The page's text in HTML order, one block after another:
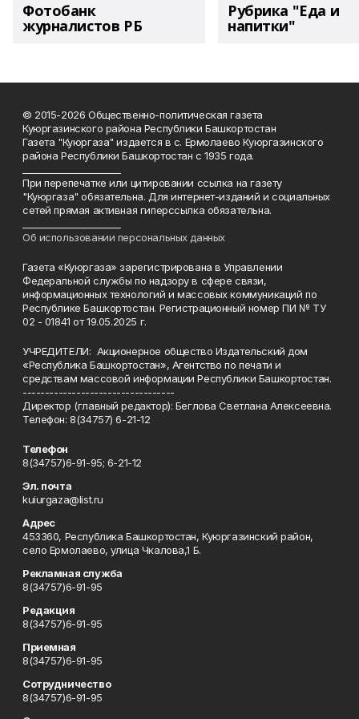
Фотобанк
журналистов РБ
Рубрика "Еда и
напитки"
© 2015-2026 Общественно-политическая газета
Куюргазинского района Республики Башкортостан
Газета "Куюргаза" издается в с. Ермолаево Куюргазинского
района Республики Башкортостан с 1935 года.
При перепечатке или цитировании ссылка на газету
"Куюргаза" обязательна. Для интернет-изданий и социальных
сетей прямая активная гиперссылка обязательна.
Об использовании персональных данных
Газета «Куюргаза» зарегистрирована в Управлении
Федеральной службы по надзору в сфере связи,
информационных технологий и массовых коммуникаций по
Республике Башкортостан. Регистрационный номер ПИ № ТУ
02 - 01841 от 19.05.2025 г.
УЧРЕДИТЕЛИ: Акционерное общество Издательский дом
«Республика Башкортостан», Агентство по печати и
средствам массовой информации Республики Башкортостан.
----------------------------------
Директор (главный редактор): Беглова Светлана Алексеевна.
Телефон: 8(34757) 6-21-12
Телефон
8(34757)6-91-95; 6-21-12
Эл. почта
kuiurgaza@list.ru
Адрес
453360, Республика Башкортостан, Куюргазинский район,
село Ермолаево, улица Чкалова,1 Б.
Рекламная служба
8(34757)6-91-95
Редакция
8(34757)6-91-95
Приемная
8(34757)6-91-95
Сотрудничество
8(34757)6-91-95